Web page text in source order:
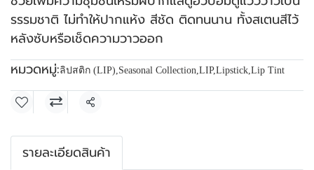
รรรมชาติ ไม่ทำให้ปากแห้ง สีชัด ติดทนนาน ทั้งสเตนสีไว้
หลังซับหรือเช็ดความวาวออก
หมวดหมู่:ลิปสติก (LIP),Seasonal Collection,LIP,Lipstick,Lip Tint
แชร์
รายละเอียดสินค้า